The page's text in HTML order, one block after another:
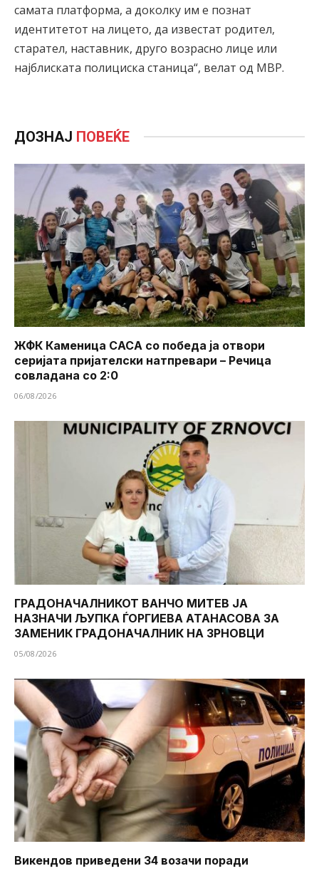
самата платформа, а доколку им е познат
идентитетот на лицето, да известат родител,
старател, наставник, друго возрасно лице или
најблиската полициска станица“, велат од МВР.
ДОЗНАЈ ПОВЕЌЕ
ЖФК Каменица САСА со победа ја отвори
серијата пријателски натпревари – Речица
совладана со 2:0
06/08/2026
ГРАДОНАЧАЛНИКОТ ВАНЧО МИТЕВ ЈА
НАЗНАЧИ ЉУПКА ЃОРГИЕВА АТАНАСОВА ЗА
ЗАМЕНИК ГРАДОНАЧАЛНИК НА ЗРНОВЦИ
05/08/2026
Викендов приведени 34 возачи поради